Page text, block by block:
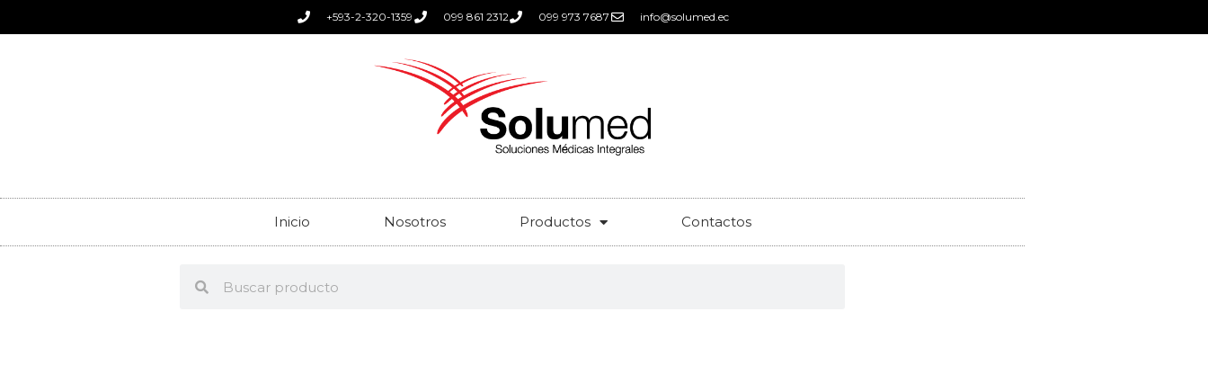
+593-2-320-1359 099 861 2312 099 973 7687 info@solumed.ec
Inicio Nosotros Productos Contactos